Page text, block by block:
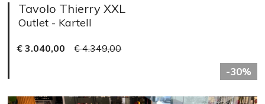
Tavolo Thierry XXL
Outlet - Kartell
€ 3.040,00 € 4.349,00
-30%